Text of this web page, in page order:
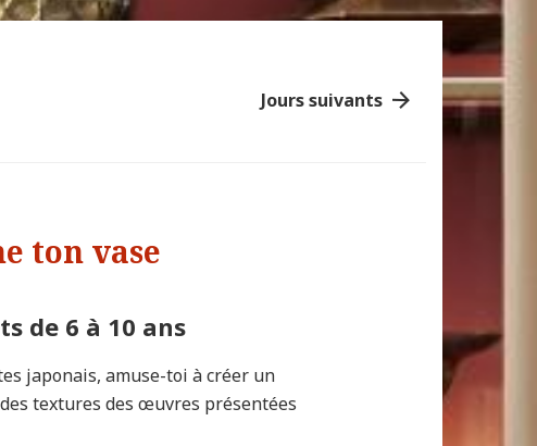
Jours suivants
ton vase
de 6 à 10 ans
japonais, amuse-toi à créer un
textures des œuvres présentées